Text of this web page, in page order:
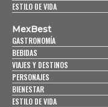
ESTILO DE VIDA
MexBest
GASTRONOMÍA
BEBIDAS
VIAJES Y DESTINOS
PERSONAJES
BIENESTAR
ESTILO DE VIDA